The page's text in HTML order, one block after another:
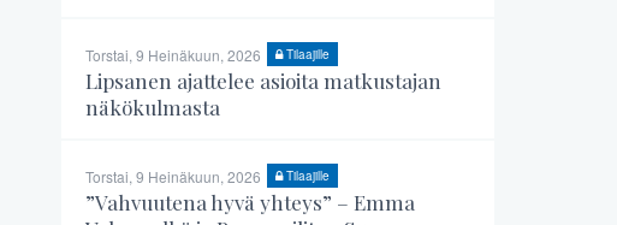
Torstai, 9 Heinäkuun, 2026 Tilaajille
Lipsanen ajattelee asioita matkustajan
näkökulmasta
Torstai, 9 Heinäkuun, 2026 Tilaajille
”Vahvuutena hyvä yhteys” – Emma